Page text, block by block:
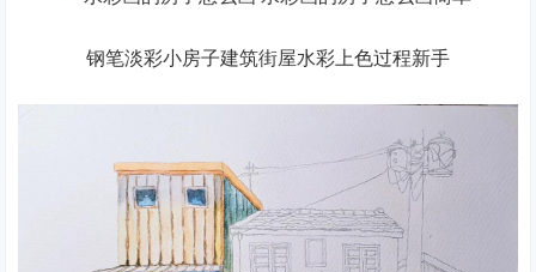
钢笔淡彩小房子建筑街屋水彩上色过程新手